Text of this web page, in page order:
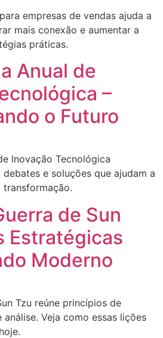
empresas de vendas ajuda a
mais conexão e aumentar a
práticas.
Anual de
–
o Futuro
Inovação Tecnológica
e soluções que ajudam a
transformação.
de Sun
Estratégicas
Moderno
Tzu reúne princípios de
Veja como essas lições